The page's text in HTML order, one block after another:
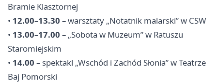
Bramie Klasztornej
• 12.00–13.30 – warsztaty „Notatnik malarski” w CSW
• 13.00–17.00 – „Sobota w Muzeum” w Ratuszu
Staromiejskim
• 14.00 – spektakl „Wschód i Zachód Słonia” w Teatrze
Baj Pomorski